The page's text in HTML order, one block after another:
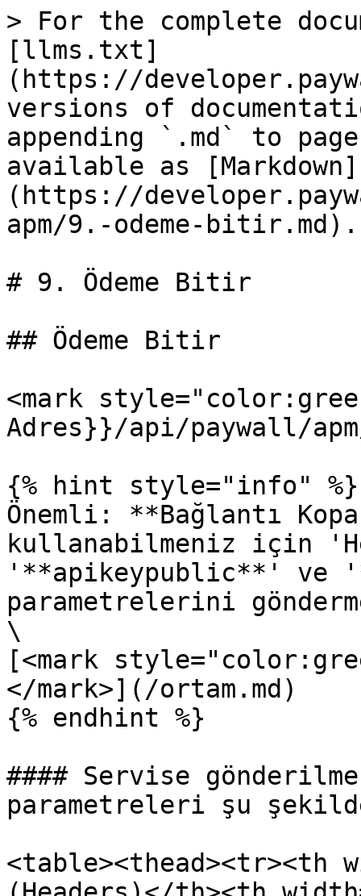
> For the complete
[llms.txt]
(https://
versions of
appending `.md` to
available as [Markdown]
(https://
apm/9.-odeme-bitir.md).
# 9. Ödeme Bitir
## Ödeme Bitir
<mark
Adres}}/api/paywall/
{% hint style="info" %}
Önemli: **Bağlantı
kullanabilmeniz için
'**apikeypublic**' ve
parametrelerini
\
[<mark
</mark>](/ortam.md)
{% endhint %}
#### Servise
parametreleri şu
<table><thead><tr><th